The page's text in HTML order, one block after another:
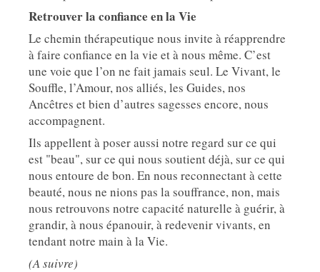
Retrouver la confiance en la Vie
Le chemin thérapeutique nous invite à réapprendre
à faire confiance en la vie et à nous même. C’est
une voie que l’on ne fait jamais seul. Le Vivant, le
Souffle, l’Amour, nos alliés, les Guides, nos
Ancêtres et bien d’autres sagesses encore, nous
accompagnent.
Ils appellent à poser aussi notre regard sur ce qui
est "beau", sur ce qui nous soutient déjà, sur ce qui
nous entoure de bon. En nous reconnectant à cette
beauté, nous ne nions pas la souffrance, non, mais
nous retrouvons notre capacité naturelle à guérir, à
grandir, à nous épanouir, à redevenir vivants, en
tendant notre main à la Vie.
(A suivre)